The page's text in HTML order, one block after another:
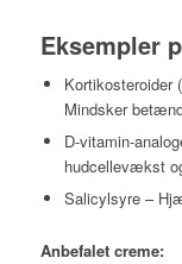
Eksempler
Kortikosteroider
Mindsker
D-vitamin-
hudcellevækst
Salicylsyre –
Anbefalet creme: